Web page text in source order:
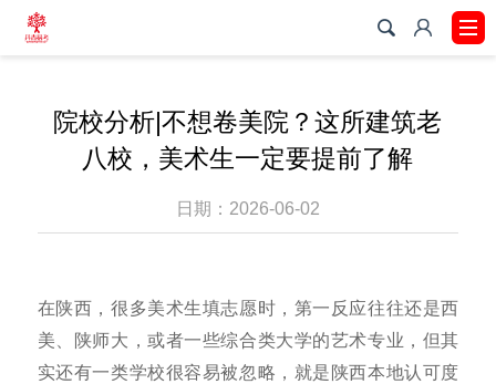
院校分析|不想卷美院？这所建筑老
八校，美术生一定要提前了解
日期：2026-06-02
在陕西，很多美术生填志愿时，第一反应往往还是西
美、陕师大，或者一些综合类大学的艺术专业，但其
实还有一类学校很容易被忽略，就是陕西本地认可度